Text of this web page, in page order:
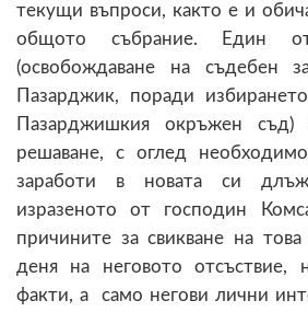
текущи въпроси, както е и
общото събрание. Един
(освобождаване на съдебен
Пазарджик, поради
Пазарджишкия окръжен съд)
решаване, с оглед
заработи в новата си
изразеното от господин
причините за свикване на
деня на неговото отсъствие,
факти, а само негови лични